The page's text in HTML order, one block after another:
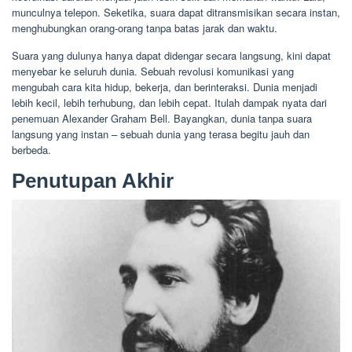
munculnya telepon. Seketika, suara dapat ditransmisikan secara instan,
menghubungkan orang-orang tanpa batas jarak dan waktu.
Suara yang dulunya hanya dapat didengar secara langsung, kini dapat
menyebar ke seluruh dunia. Sebuah revolusi komunikasi yang
mengubah cara kita hidup, bekerja, dan berinteraksi. Dunia menjadi
lebih kecil, lebih terhubung, dan lebih cepat. Itulah dampak nyata dari
penemuan Alexander Graham Bell. Bayangkan, dunia tanpa suara
langsung yang instan – sebuah dunia yang terasa begitu jauh dan
berbeda.
Penutupan Akhir